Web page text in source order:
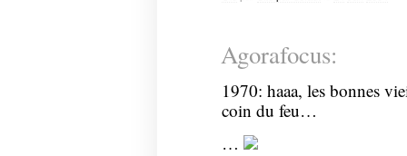
Agorafocus:
1970: haaa, les bonnes
coin du feu…
…